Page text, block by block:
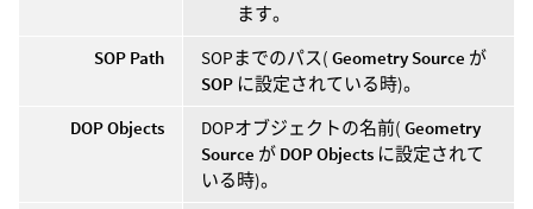
ます。
SOP Path
SOPまでのパス( Geometry Source が
SOP に設定されている時)。
DOP Objects
DOPオブジェクトの名前( Geometry
Source が DOP Objects に設定されて
いる時)。